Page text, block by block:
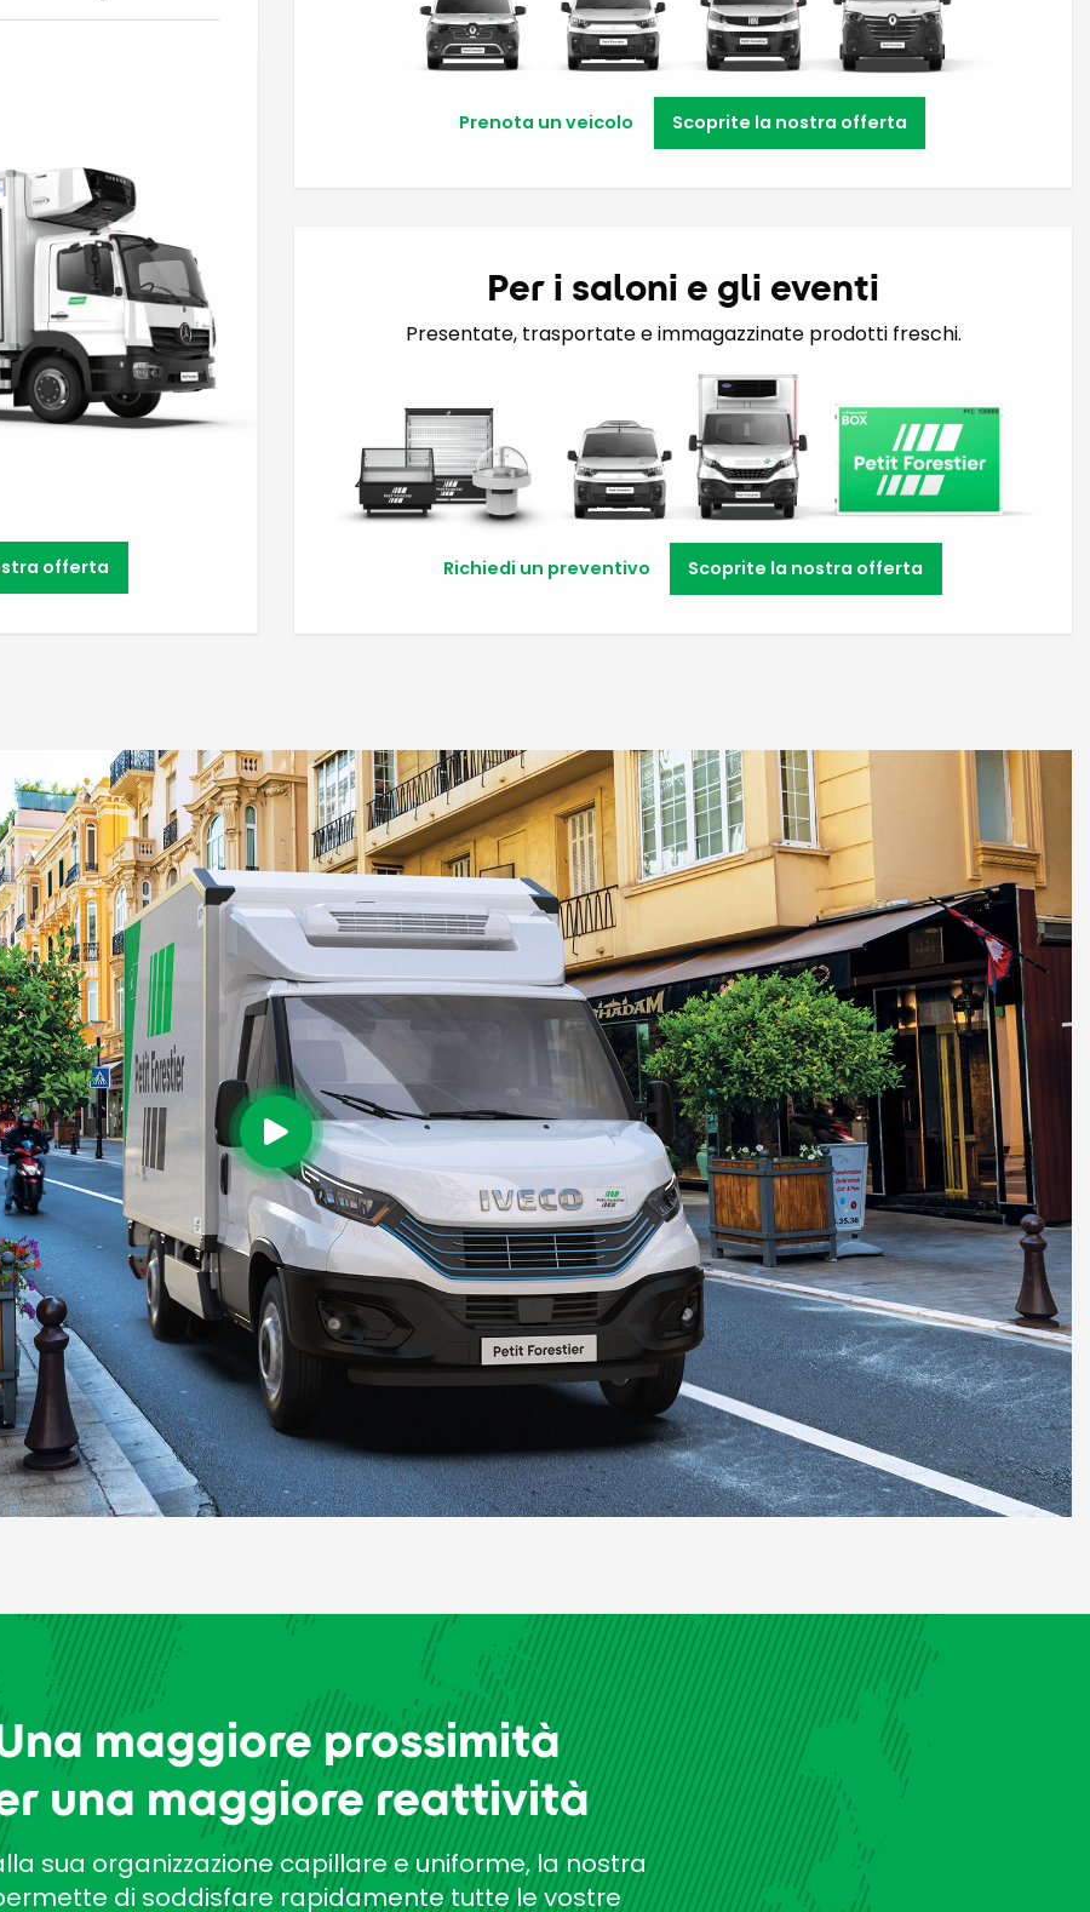
offerta
Prenota un veicolo Scoprite la nostra offerta
Per i saloni e gli eventi
Presentate, trasportate e immagazzinate prodotti freschi.
Richiedi un preventivo Scoprite la nostra offerta
maggiore prossimità
una maggiore reattività
sua organizzazione capillare e uniforme, la nostra
di soddisfare rapidamente tutte le vostre